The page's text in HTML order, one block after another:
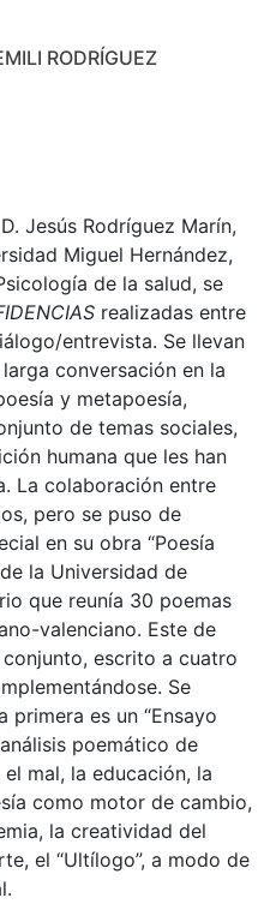
RODRÍGUEZ
Jesús Rodríguez Marín,
Miguel Hernández,
de la salud, se
realizadas entre
entrevista. Se llevan
conversación en la
y metapoesía,
de temas sociales,
humana que les han
La colaboración entre
pero se puso de
en su obra “Poesía
la Universidad de
que reunía 30 poemas
valenciano. Este de
escrito a cuatro
Se
es un “Ensayo
poemático de
mal, la educación, la
como motor de cambio,
la creatividad del
el “Ultílogo”, a modo de